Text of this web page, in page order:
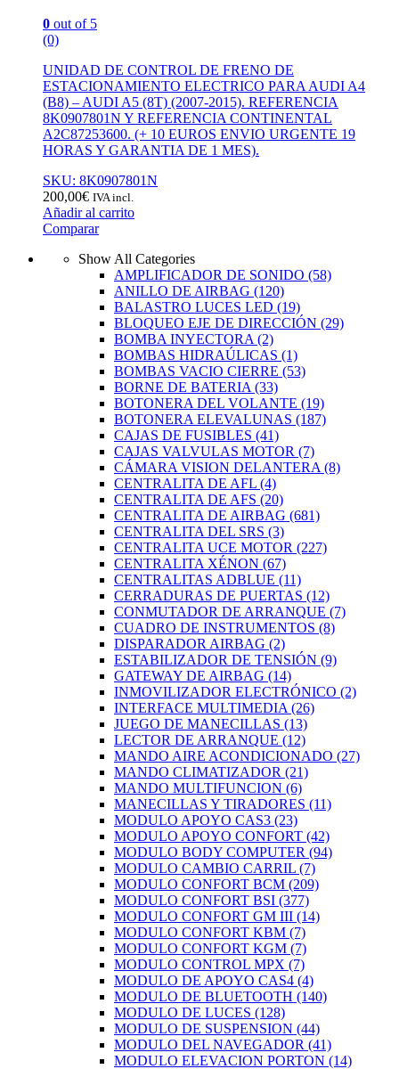
0 out of 5
(0)
UNIDAD DE CONTROL DE FRENO DE
ESTACIONAMIENTO ELECTRICO PARA AUDI A4
(B8) – AUDI A5 (8T) (2007-2015). REFERENCIA
8K0907801N Y REFERENCIA CONTINENTAL
A2C87253600. (+ 10 EUROS ENVIO URGENTE 19
HORAS Y GARANTIA DE 1 MES).
SKU: 8K0907801N
200,00€ IVA incl.
Añadir al carrito
Comparar
Show All Categories
AMPLIFICADOR DE SONIDO (58)
ANILLO DE AIRBAG (120)
BALASTRO LUCES LED (19)
BLOQUEO EJE DE DIRECCIÓN (29)
BOMBA INYECTORA (2)
BOMBAS HIDRAÚLICAS (1)
BOMBAS VACIO CIERRE (53)
BORNE DE BATERIA (33)
BOTONERA DEL VOLANTE (19)
BOTONERA ELEVALUNAS (187)
CAJAS DE FUSIBLES (41)
CAJAS VALVULAS MOTOR (7)
CÁMARA VISION DELANTERA (8)
CENTRALITA DE AFL (4)
CENTRALITA DE AFS (20)
CENTRALITA DE AIRBAG (681)
CENTRALITA DEL SRS (3)
CENTRALITA UCE MOTOR (227)
CENTRALITA XÉNON (67)
CENTRALITAS ADBLUE (11)
CERRADURAS DE PUERTAS (12)
CONMUTADOR DE ARRANQUE (7)
CUADRO DE INSTRUMENTOS (8)
DISPARADOR AIRBAG (2)
ESTABILIZADOR DE TENSIÓN (9)
GATEWAY DE AIRBAG (14)
INMOVILIZADOR ELECTRÓNICO (2)
INTERFACE MULTIMEDIA (26)
JUEGO DE MANECILLAS (13)
LECTOR DE ARRANQUE (12)
MANDO AIRE ACONDICIONADO (27)
MANDO CLIMATIZADOR (21)
MANDO MULTIFUNCION (6)
MANECILLAS Y TIRADORES (11)
MODULO APOYO CAS3 (23)
MODULO APOYO CONFORT (42)
MODULO BODY COMPUTER (94)
MODULO CAMBIO CARRIL (7)
MODULO CONFORT BCM (209)
MODULO CONFORT BSI (377)
MODULO CONFORT GM III (14)
MODULO CONFORT KBM (7)
MODULO CONFORT KGM (7)
MODULO CONTROL MPX (7)
MODULO DE APOYO CAS4 (4)
MODULO DE BLUETOOTH (140)
MODULO DE LUCES (128)
MODULO DE SUSPENSION (44)
MODULO DEL NAVEGADOR (41)
MODULO ELEVACION PORTON (14)